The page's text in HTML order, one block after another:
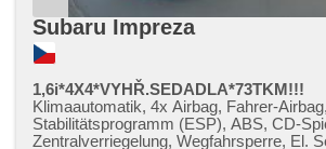
Subaru Impreza
1,6i*4X4*VYHŘ.SEDADLA*73TKM!!!
Klimaautomatik, 4x Airbag, Fahrer-
Stabilitätsprogramm (ESP), ABS, CD-
Zentralverriegelung, Wegfahrsperre, El.